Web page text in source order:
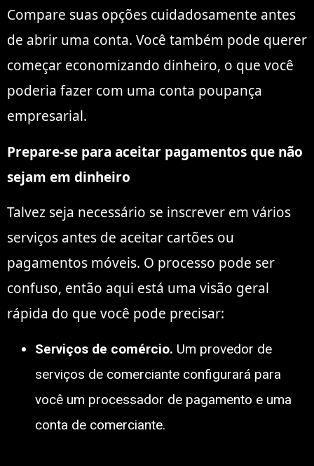
Compare suas opções cuidadosamente antes
de abrir uma conta. Você também pode querer
começar economizando dinheiro, o que você
poderia fazer com uma conta poupança
empresarial.
Prepare-se para aceitar pagamentos que não
sejam em dinheiro
Talvez seja necessário se inscrever em vários
serviços antes de aceitar cartões ou
pagamentos móveis. O processo pode ser
confuso, então aqui está uma visão geral
rápida do que você pode precisar:
Serviços de comércio. Um provedor de
serviços de comerciante configurará para
você um processador de pagamento e uma
conta de comerciante.